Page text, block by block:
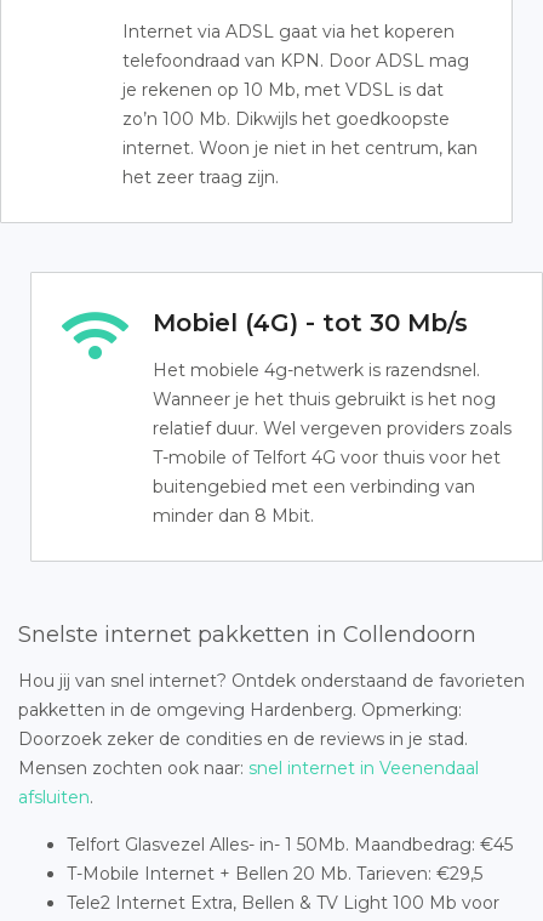
Internet via ADSL gaat via het koperen
telefoondraad van KPN. Door ADSL mag
je rekenen op 10 Mb, met VDSL is dat
zo’n 100 Mb. Dikwijls het goedkoopste
internet. Woon je niet in het centrum, kan
het zeer traag zijn.
Mobiel (4G) - tot 30 Mb/s
Het mobiele 4g-netwerk is razendsnel.
Wanneer je het thuis gebruikt is het nog
relatief duur. Wel vergeven providers zoals
T-mobile of Telfort 4G voor thuis voor het
buitengebied met een verbinding van
minder dan 8 Mbit.
Snelste internet pakketten in Collendoorn
Hou jij van snel internet? Ontdek onderstaand de favorieten
pakketten in de omgeving Hardenberg. Opmerking:
Doorzoek zeker de condities en de reviews in je stad.
Mensen zochten ook naar: snel internet in Veenendaal
afsluiten.
Telfort Glasvezel Alles- in- 1 50Mb. Maandbedrag: €45
T-Mobile Internet + Bellen 20 Mb. Tarieven: €29,5
Tele2 Internet Extra, Bellen & TV Light 100 Mb voor